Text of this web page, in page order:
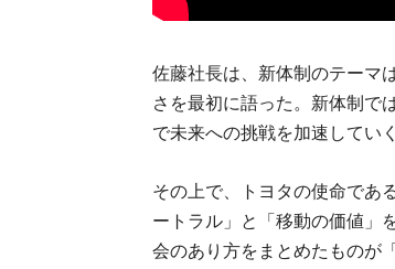
佐藤社長は、新体制のテーマ
さを最初に語った。新体制で
で未来への挑戦を加速していく
その上で、トヨタの使命であ
ートラル」と「移動の価値」
会のあり方をまとめたものが